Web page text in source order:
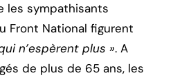
les sympathisants
Front National figurent
n’espèrent plus ». A
de plus de 65 ans, les